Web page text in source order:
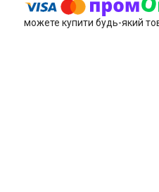
можете купити будь-який